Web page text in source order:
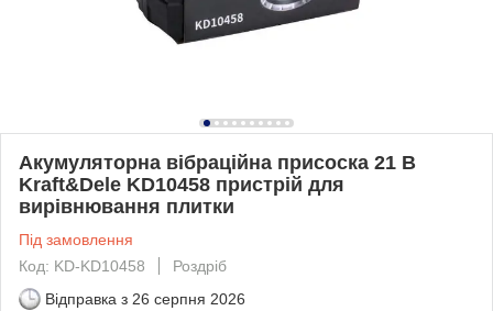
Акумуляторна вібраційна присоска 21 В
Kraft&Dele KD10458 пристрій для
вирівнювання плитки
Під замовлення
Код: KD-KD10458
Роздріб
Відправка з 26 серпня 2026